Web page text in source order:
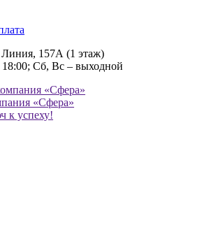
Линия, 157А (1 этаж)
Сб, Вс – выходной
«Сфера»
к успеху!